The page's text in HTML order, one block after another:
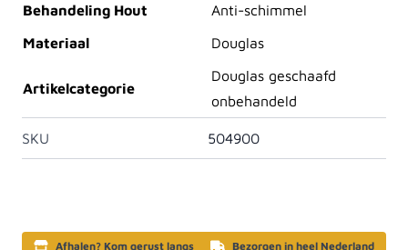
Behandeling Hout
Anti-schimmel
Materiaal
Douglas
Artikelcategorie
Douglas geschaafd
onbehandeld
SKU 504900
Afhalen? Kom gerust langs
Bezorgen in heel Nederland